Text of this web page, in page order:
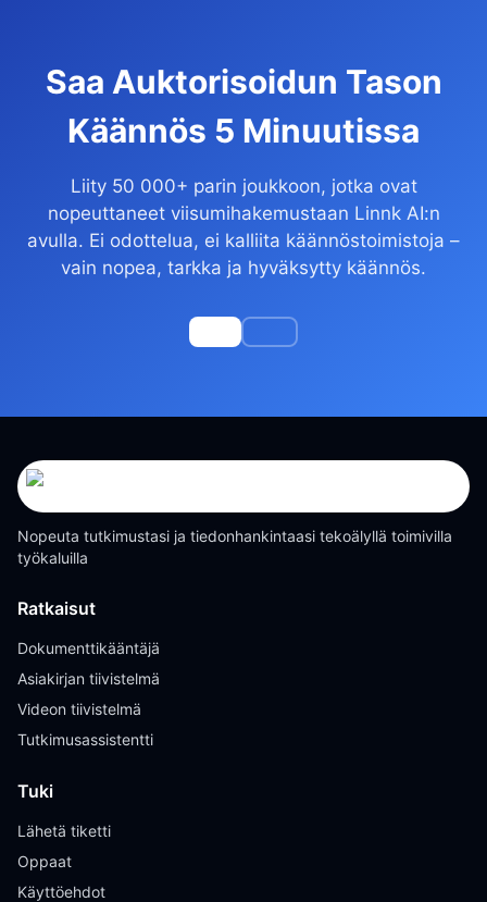
Saa Auktorisoidun Tason
Käännös 5 Minuutissa
Liity 50 000+ parin joukkoon, jotka ovat
nopeuttaneet viisumihakemustaan Linnk AI:n
avulla. Ei odottelua, ei kalliita käännöstoimistoja –
vain nopea, tarkka ja hyväksytty käännös.
Nopeuta tutkimustasi ja tiedonhankintaasi tekoälyllä toimivilla
työkaluilla
Ratkaisut
Dokumenttikääntäjä
Asiakirjan tiivistelmä
Videon tiivistelmä
Tutkimusassistentti
Tuki
Lähetä tiketti
Oppaat
Käyttöehdot